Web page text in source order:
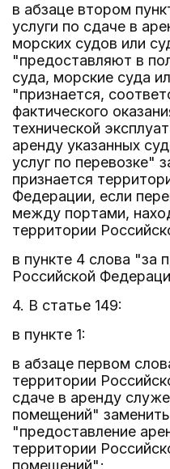
в абзаце втором
услуги по сдаче в
морских судов или
"предоставляют в
суда, морские суда
"признается,
фактического
технической
аренду указанных
услуг по перевозке"
признается
Федерации, если
между портами,
территории
в пункте 4 слова "за
Российской
4. В статье 149:
в пункте 1:
в абзаце первом
территории
сдаче в аренду
помещений"
"предоставление
территории
помещений";